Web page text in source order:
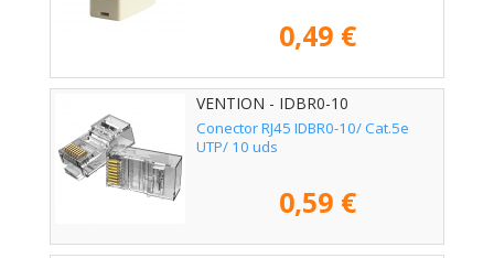
0,49 €
VENTION - IDBR0-10
Conector RJ45 IDBR0-10/ Cat.5e
UTP/ 10 uds
0,59 €